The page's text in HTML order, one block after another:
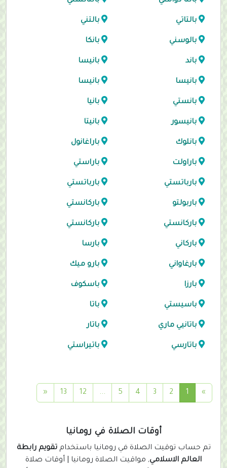
بالتاتي بالتني
بالوسني بانكا
باند بانيسا
بانيسا بانيسا
بانستي بانيا
بانيسور بانيتا
بانلوك باراغانول
باراولت باراستي
بارباتستي بارباتستي
باربولتو باركانستي
باركانستي باركانستي
باركاني بارسا
بارغاواني بارو ميك
بارزا باسكوف
باسيستي باتا
باتانيي ماري باتار
باتارسي باتيراستي
»
1
(
c
2
3
4
5
...
12
13
«
أوقات الصلاة في رومانيا
تم حساب توقيت الصلاة في رومانيا باستخدامتقويم رابطة
العالم الاسلامي, مواقيت الصلاة رومانيا | أوقات صلاة